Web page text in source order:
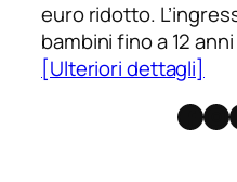
euro ridotto.
bambini fino a 12
[Ulteriori dettagli]